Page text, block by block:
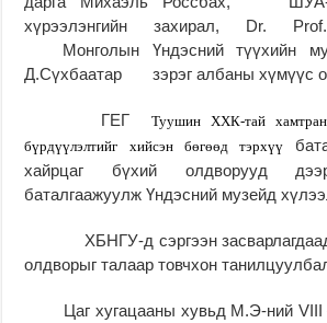
хүрээлэнгийн захирал, Dr.
Монголын Үндэсний түүхийн
Д.Сүхбаатар зэрэг албаны хүмүүс
ГЕГ Туушин ХХК-тай хамтран
бүрдүүлэлтийг хийсэн бөгөөд тэрхүү
хайрцаг бүхий олдворууд
баталгаажуулж Үндэсний музейд
ХБНГУ-д сэргээн засварлагдаад
олдворыг талаар товчхон
Цаг хугацааны хувьд М.Э-ний VIII